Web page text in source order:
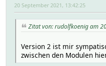
20 September 2021, 13:42:25
Zitat von: rudolfkoenig am
Version 2 ist mir
zwischen den Modulen